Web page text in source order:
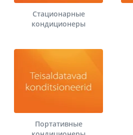
Стационарные
кондиционеры
Портативные